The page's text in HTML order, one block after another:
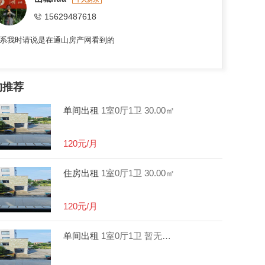
15629487618
我时请说是在通山房产网看到的
推荐
单间出租 1室0厅1卫 30.00㎡
120元/月
住房出租 1室0厅1卫 30.00㎡
120元/月
单间出租 1室0厅1卫 暂无数据